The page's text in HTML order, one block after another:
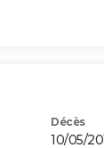
Décès
10/05/